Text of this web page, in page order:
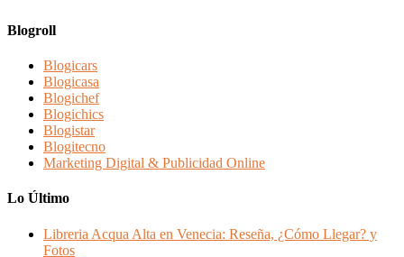
Blogroll
Blogicars
Blogicasa
Blogichef
Blogichics
Blogistar
Blogitecno
Marketing Digital & Publicidad Online
Lo Último
Libreria Acqua Alta en Venecia: Reseña, ¿Cómo Llegar? y
Fotos